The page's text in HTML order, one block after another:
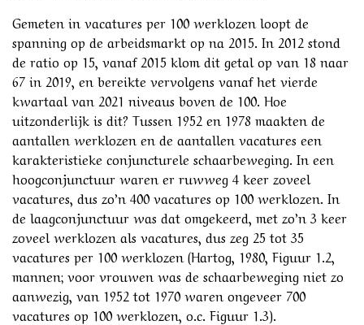
Gemeten in vacatures per 100 werklozen loopt de
spanning op de arbeidsmarkt op na 2015. In 2012 stond
de ratio op 15, vanaf 2015 klom dit getal op van 18 naar
67 in 2019, en bereikte vervolgens vanaf het vierde
kwartaal van 2021 niveaus boven de 100. Hoe
uitzonderlijk is dit? Tussen 1952 en 1978 maakten de
aantallen werklozen en de aantallen vacatures een
karakteristieke conjuncturele schaarbeweging. In een
hoogconjunctuur waren er ruwweg 4 keer zoveel
vacatures, dus zo’n 400 vacatures op 100 werklozen. In
de laagconjunctuur was dat omgekeerd, met zo’n 3 keer
zoveel werklozen als vacatures, dus zeg 25 tot 35
vacatures per 100 werklozen (Hartog, 1980, Figuur 1.2,
mannen; voor vrouwen was de schaarbeweging niet zo
aanwezig, van 1952 tot 1970 waren ongeveer 700
vacatures op 100 werklozen, o.c. Figuur 1.3).